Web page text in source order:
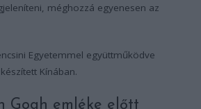
méghozzá egyenesen az
Egyetemmel együttműködve
Kínában.
Gogh emléke előtt